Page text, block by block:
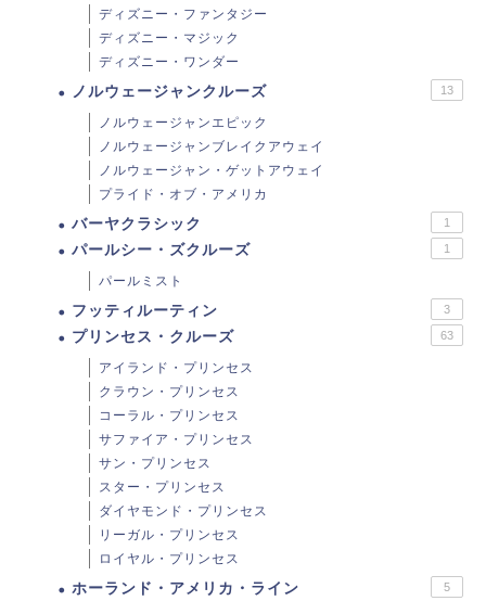
ディズニー・ファンタジー
ディズニー・マジック
ディズニー・ワンダー
ノルウェージャンクルーズ 13
ノルウェージャンエピック
ノルウェージャンブレイクアウェイ
ノルウェージャン・ゲットアウェイ
プライド・オブ・アメリカ
バーヤクラシック 1
パールシー・ズクルーズ 1
パールミスト
フッティルーティン 3
プリンセス・クルーズ 63
アイランド・プリンセス
クラウン・プリンセス
コーラル・プリンセス
サファイア・プリンセス
サン・プリンセス
スター・プリンセス
ダイヤモンド・プリンセス
リーガル・プリンセス
ロイヤル・プリンセス
ホーランド・アメリカ・ライン 5